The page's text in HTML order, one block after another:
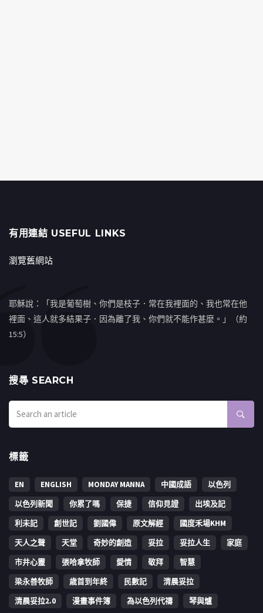
有用連結 USEFUL LINKS
瀏覽舊網站
耶穌說：「我是葡萄樹、你們是枝子．常在我裡面的、我也常在他
裡面、這人就多結果子．因為離了我、你們就不能作甚麼。」（約
15:5）
搜㝷 SEARCH
標籤
EN ENGLISH MONDAY MANNA 中國成語
以色列
以色列新聞
你累了嗎 保捷 信仰見證
出埃及記
利未記
創世記 劉國偉 原文解經
國度禾場KHM
天人之聲
天堂 奇妙的創造 妥拉 妥拉人生
家庭
市井心靈
張哈拿牧師 愛情 敬拜
智慧
梁永善牧師
歳首到年終 民數記
清晨妥拉
清晨妥拉2.0
漫畫事件簿 為以色列代禱 琴與爐